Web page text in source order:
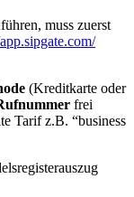
muss zuerst
(Kreditkarte oder
frei
Tarif z.B. “business